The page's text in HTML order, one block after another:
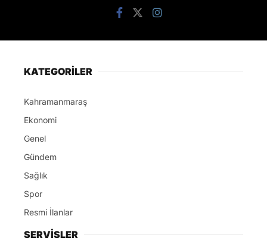
KATEGORİLER
Kahramanmaraş
Ekonomi
Genel
Gündem
Sağlık
Spor
Resmi İlanlar
SERVİSLER